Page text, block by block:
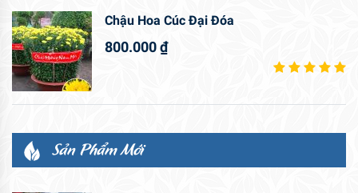
Chậu Hoa Cúc Đại Đóa
800.000₫
Sản Phẩm Mới